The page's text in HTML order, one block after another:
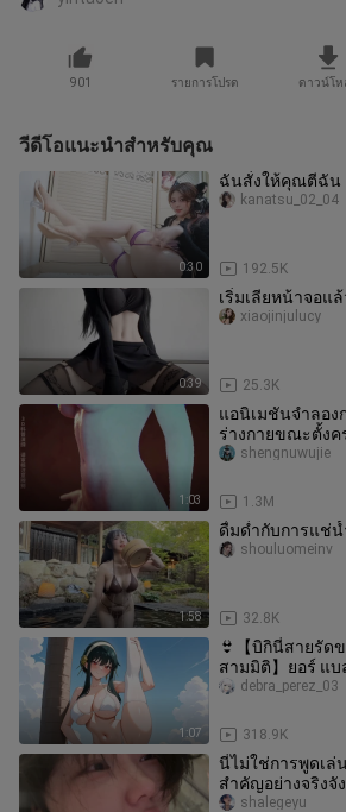
901 รายการโปรด ดาวน์โห
วีดีโอแนะนำสำหรับคุณ
0:30
ฉันสั่งให้คุณตีฉัน
192.5K
kanatsu_02_04
0:39
เริ่มเลียหน้าจอแล้
25.3K
xiaojinjulucy
1:03
แอนิเมชันจำลอง
ร่างกายขณะตั้งค
1.3M
shengnuwujie
1:58
ดื่มด่ำกับการแช่
32.8K
shouluomeinv
1:07
👙【บิกินี่สายรัด
สามมิติ】ยอร์ แบ
318.9K
debra_perez_03
นี่ไม่ใช่การพูดเล่
สำคัญอย่างจริงจัง
shalegeyu